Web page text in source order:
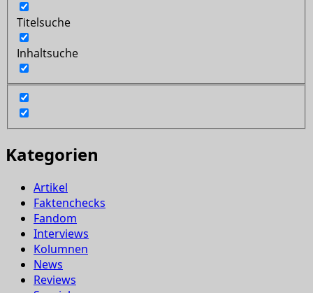
Titelsuche
Inhaltsuche
Kategorien
Artikel
Faktenchecks
Fandom
Interviews
Kolumnen
News
Reviews